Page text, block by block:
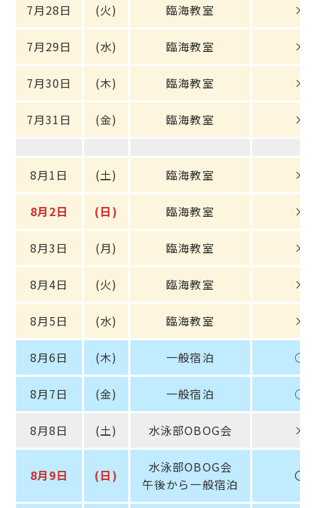
7月28日 (火) 臨海教室 ×
7月29日 (水) 臨海教室 ×
7月30日 (木) 臨海教室 ×
7月31日 (金) 臨海教室 ×
8月1日 (土) 臨海教室 ×
8月2日 (日) 臨海教室 ×
8月3日 (月) 臨海教室 ×
8月4日 (火) 臨海教室 ×
8月5日 (水) 臨海教室 ×
8月6日 (木) 一般宿泊 ○
8月7日 (金) 一般宿泊 ○
8月8日 (土) 水泳部OBOG会 ×
8月9日 (日)
水泳部OBOG会
午後から一般宿泊
〇